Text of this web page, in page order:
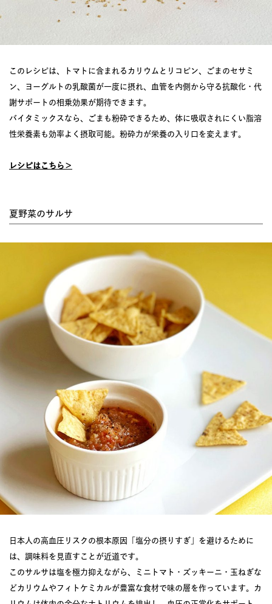
このレシピは、トマトに含まれるカリウムとリコピン、ごまのセサミ
ン、ヨーグルトの乳酸菌が一度に摂れ、血管を内側から守る抗酸化・代
謝サポートの相乗効果が期待できます。
バイタミックスなら、ごまも粉砕できるため、体に吸収されにくい脂溶
性栄養素も効率よく摂取可能。粉砕力が栄養の入り口を変えます。
レシピはこちら＞
夏野菜のサルサ
日本人の高血圧リスクの根本原因「塩分の摂りすぎ」を避けるために
は、調味料を見直すことが近道です。
このサルサは塩を極力抑えながら、ミニトマト・ズッキーニ・玉ねぎな
どカリウムやフィトケミカルが豊富な食材で味の層を作っています。カ